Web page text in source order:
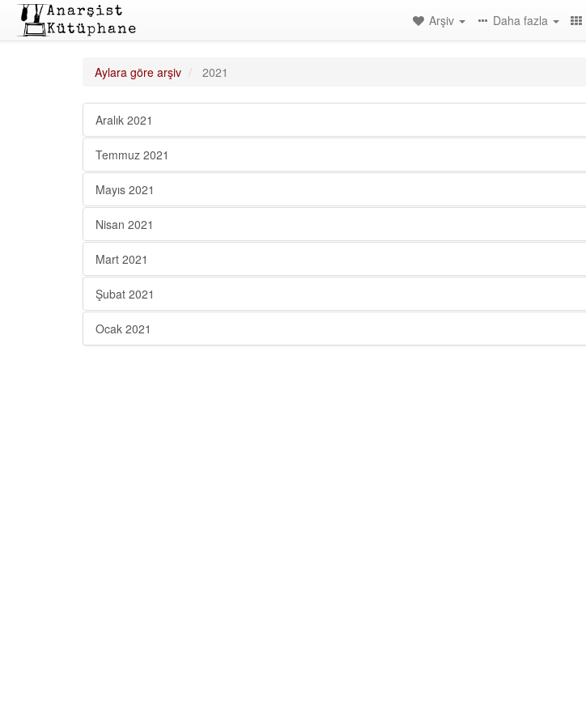
Arşiv Daha fazla
Aylara göre arşiv 2021
Aralık 2021
Temmuz 2021
Mayıs 2021
Nisan 2021
Mart 2021
Şubat 2021
Ocak 2021